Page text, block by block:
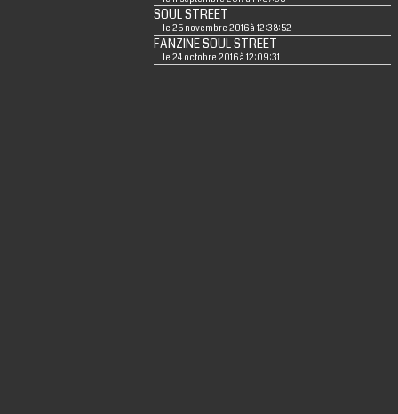
SOUL STREET
le 25 novembre 2016 à 12:38:52
FANZINE SOUL STREET
le 24 octobre 2016 à 12:09:31